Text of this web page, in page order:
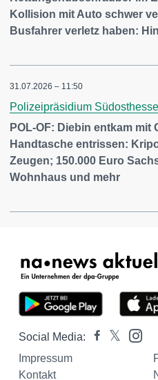
Kollision mit Auto schwer
Busfahrer verletz haben:
31.07.2026 – 11:50
Polizeipräsidium
POL-OF: Diebin entkam
Handtasche entrissen:
Zeugen; 150.000 Euro
Wohnhaus und mehr
Social Media:
Impressum
Kontakt